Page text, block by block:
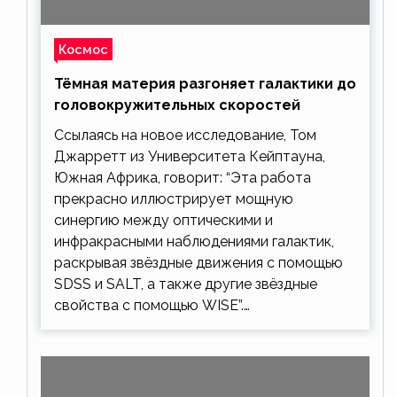
Космос
Тёмная материя разгоняет галактики до
головокружительных скоростей
Ссылаясь на новое исследование, Том
Джарретт из Университета Кейптауна,
Южная Африка, говорит: “Эта работа
прекрасно иллюстрирует мощную
синергию между оптическими и
инфракрасными наблюдениями галактик,
раскрывая звёздные движения с помощью
SDSS и SALT, а также другие звёздные
свойства с помощью WISE”.…